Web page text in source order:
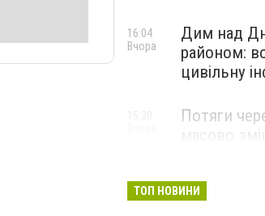
Дим над
районом:
цивільну
16:04
Вчора
Потяги
ТОП НОВИНИ